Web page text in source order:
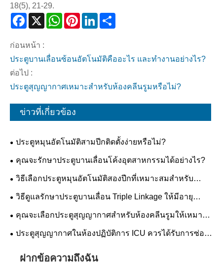
18(5), 21-29.
Facebook
X WhatsAppPinterestLinkedIn
ก่อนหน้า :
ประตูบานเลื่อนซ้อนอัตโนมัติคืออะไร และทำงานอย่างไร?
ต่อไป :
ประตูสุญญากาศเหมาะสำหรับห้องคลีนรูมหรือไม่?
ข่าวที่เกี่ยวข้อง
ประตูหมุนอัตโนมัติสามปีกติดตั้งง่ายหรือไม่?
คุณจะรักษาประตูบานเลื่อนโค้งอุตสาหกรรมได้อย่างไร?
วิธีเลือกประตูหมุนอัตโนมัติสองปีกที่เหมาะสมสำหรับ
อาคารของคุณ
วิธีดูแลรักษาประตูบานเลื่อน Triple Linkage ให้มีอายุ
คุณจะเลือกประตูสุญญากาศสำหรับห้องคลีนรูมให้เหมาะ
สมกับสถานที่ของคุณได้อย่างไร?
ประตูสุญญากาศในห้องปฏิบัติการ ICU ควรได้รับการซ่อม
ฝากข้อความถึงฉัน